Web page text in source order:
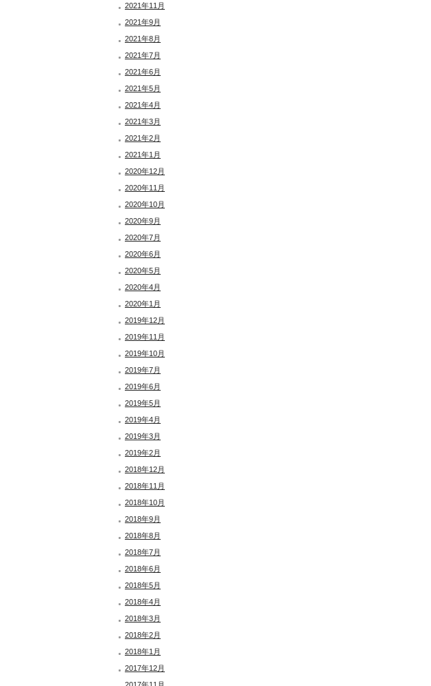
2021年11月
2021年9月
2021年8月
2021年7月
2021年6月
2021年5月
2021年4月
2021年3月
2021年2月
2021年1月
2020年12月
2020年11月
2020年10月
2020年9月
2020年7月
2020年6月
2020年5月
2020年4月
2020年1月
2019年12月
2019年11月
2019年10月
2019年7月
2019年6月
2019年5月
2019年4月
2019年3月
2019年2月
2018年12月
2018年11月
2018年10月
2018年9月
2018年8月
2018年7月
2018年6月
2018年5月
2018年4月
2018年3月
2018年2月
2018年1月
2017年12月